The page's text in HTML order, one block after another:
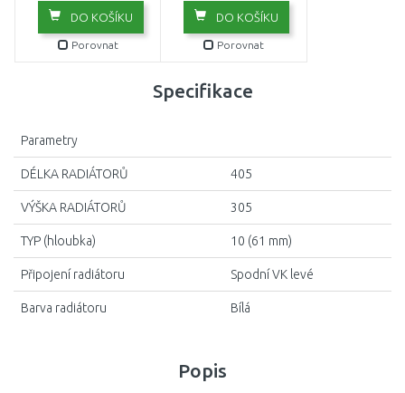
DO KOŠÍKU
Porovnat
DO KOŠÍKU
Porovnat
Popis
Specifikace
Parametry
DÉLKA RADIÁTORŮ 405
VÝŠKA RADIÁTORŮ 305
TYP (hloubka) 10 (61 mm)
Připojení radiátoru Spodní VK levé
Barva radiátoru Bílá